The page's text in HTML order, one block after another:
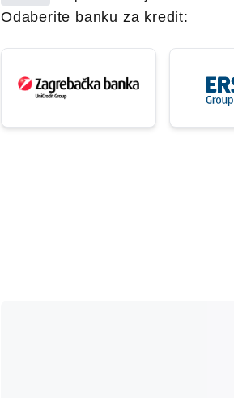
Odaberite banku za kredit: